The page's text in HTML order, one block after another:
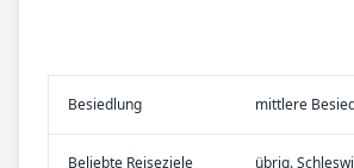
Be­sied­lung mittlere
Be­lieb­te Rei­se­zie­le übrig.